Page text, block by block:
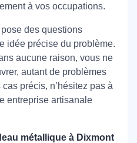
à vos occupations.
des questions
idée précise du problème.
aucune raison, vous ne
autant de problèmes
précis, n’hésitez pas à
entreprise artisanale
métallique à Dixmont